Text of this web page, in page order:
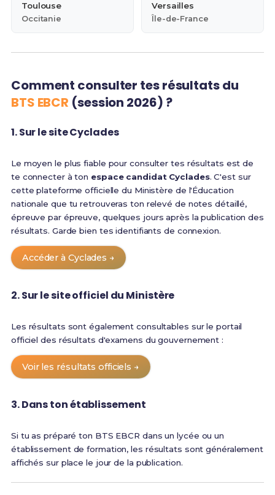
Toulouse
Occitanie
Versailles
Île-de-France
Comment consulter tes résultats du
BTS EBCR (session 2026) ?
1. Sur le site Cyclades
Le moyen le plus fiable pour consulter tes résultats est de
te connecter à ton espace candidat Cyclades. C'est sur
cette plateforme officielle du Ministère de l'Éducation
nationale que tu retrouveras ton relevé de notes détaillé,
épreuve par épreuve, quelques jours après la publication des
résultats. Garde bien tes identifiants de connexion.
Accéder à Cyclades →
2. Sur le site officiel du Ministère
Les résultats sont également consultables sur le portail
officiel des résultats d'examens du gouvernement :
Voir les résultats officiels →
3. Dans ton établissement
Si tu as préparé ton BTS EBCR dans un lycée ou un
établissement de formation, les résultats sont généralement
affichés sur place le jour de la publication.